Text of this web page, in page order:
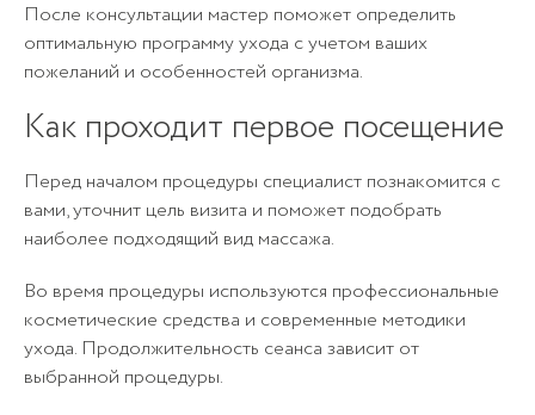
После консультации мастер поможет определить
оптимальную программу ухода с учетом ваших
пожеланий и особенностей организма.
Как проходит первое посещение
Перед началом процедуры специалист познакомится с
вами, уточнит цель визита и поможет подобрать
наиболее подходящий вид массажа.
Во время процедуры используются профессиональные
косметические средства и современные методики
ухода. Продолжительность сеанса зависит от
выбранной процедуры.
Отмечая, вы даете согласие
наобработку персональных данных
Отмечая, вы даете согласие
наобработку персональных данных